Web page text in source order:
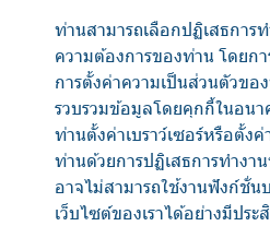
ท่านสามารถเลือกปฏิเสธการ
ความต้องการของท่าน โดยกา
การตั้งค่าความเป็นส่วนตัวขอ
รวบรวมข้อมูลโดยคุกกี้ในอน
ท่านตั้งค่าเบราว์เซอร์หรือตั้ง
ท่านด้วยการปฏิเสธการทำง
อาจไม่สามารถใช้งานฟังก์ชั่
เว็บไซต์ของเราได้อย่างมีปร